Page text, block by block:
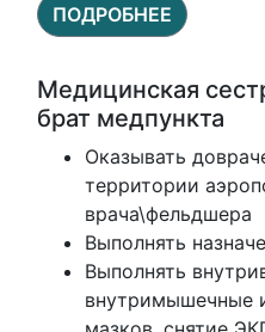
ПОДРОБНЕЕ
Медицинская
брат медпункта
Оказывать
территории
врача\фельдшера
Выполнять
Выполнять
внутримышечные